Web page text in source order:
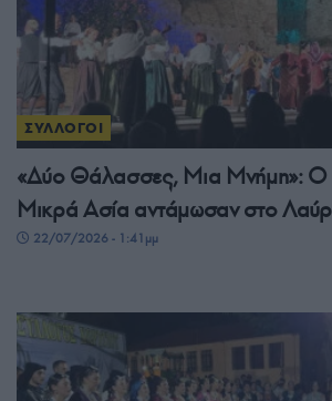
ΣΥΛΛΟΓΟΙ
«Δύο Θάλασσες, Μια Μνήμη»: Ο
Μικρά Ασία αντάμωσαν στο
22/07/2026 - 1:41μμ